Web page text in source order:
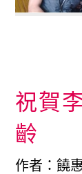
祝賀
齡
作者：饒